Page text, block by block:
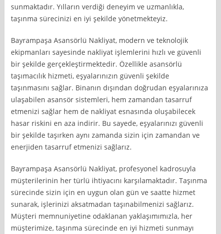
sunmaktadır. Yılların verdiği deneyim ve uzmanlıkla,
taşınma sürecinizi en iyi şekilde yönetmekteyiz.
Bayrampaşa Asansörlü Nakliyat, modern ve teknolojik
ekipmanları sayesinde nakliyat işlemlerini hızlı ve güvenli
bir şekilde gerçekleştirmektedir. Özellikle asansörlü
taşımacılık hizmeti, eşyalarınızın güvenli şekilde
taşınmasını sağlar. Binanın dışından doğrudan eşyalarınıza
ulaşabilen asansör sistemleri, hem zamandan tasarruf
etmenizi sağlar hem de nakliyat esnasında oluşabilecek
hasar riskini en aza indirir. Bu sayede, eşyalarınızı güvenli
bir şekilde taşırken aynı zamanda sizin için zamandan ve
enerjiden tasarruf etmenizi sağlarız.
Bayrampaşa Asansörlü Nakliyat, profesyonel kadrosuyla
müşterilerinin her türlü ihtiyacını karşılamaktadır. Taşınma
sürecinde sizin için en uygun olan gün ve saatte hizmet
sunarak, işlerinizi aksatmadan taşınabilmenizi sağlarız.
Müşteri memnuniyetine odaklanan yaklaşımımızla, her
müşterimize, taşınma sürecinde en iyi hizmeti sunmayı